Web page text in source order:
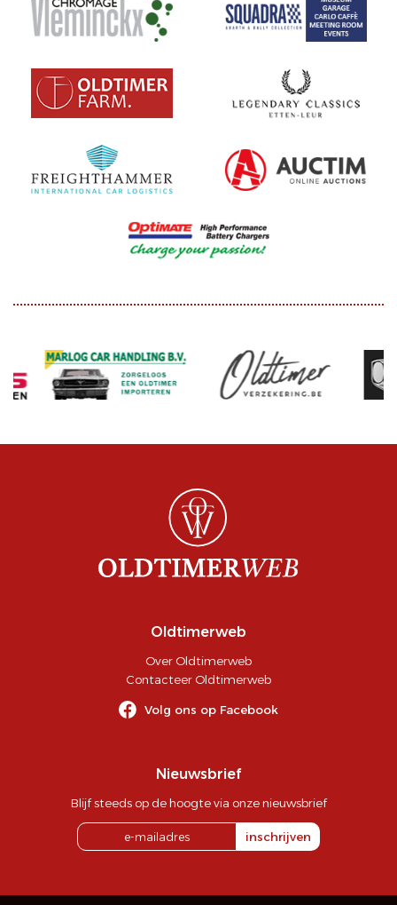
Oldtimerweb
Over Oldtimerweb
Contacteer Oldtimerweb
Volg ons op Facebook
Nieuwsbrief
Blijf steeds op de hoogte via onze nieuwsbrief
inschrijven